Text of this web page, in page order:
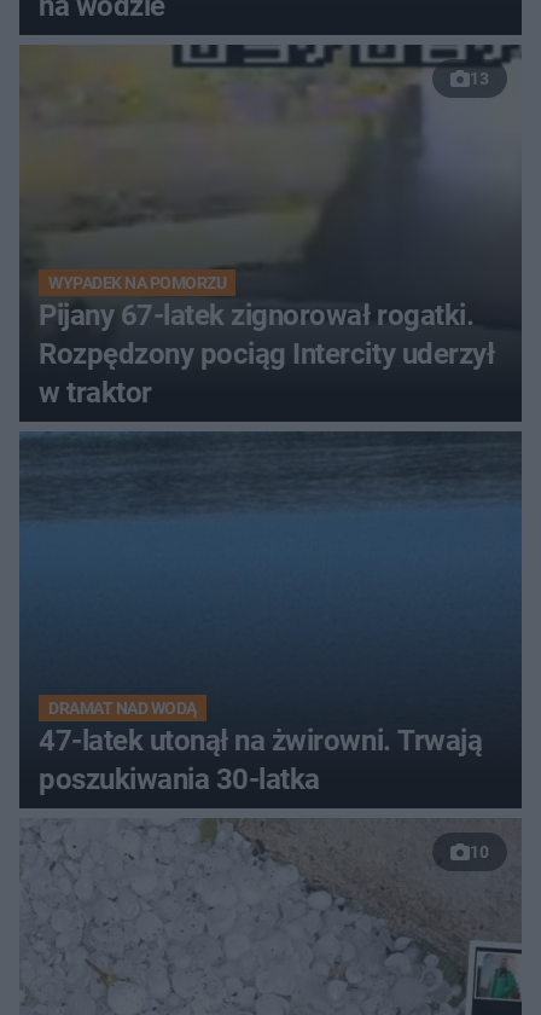
13
WYPADEK NA POMORZU
Pijany 67-latek zignorował rogatki.
Rozpędzony pociąg Intercity uderzył
w traktor
DRAMAT NAD WODĄ
47-latek utonął na żwirowni. Trwają
poszukiwania 30-latka
10